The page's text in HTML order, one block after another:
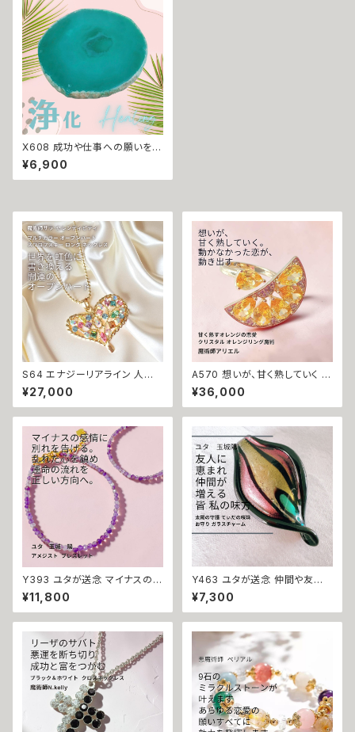
石 パワーストーン 結晶
X608 成功や仕事への願いをか
けたアイテムの浄化・強化に グ
リーン アゲート メノウ プレート
瑪瑙 浄化プレート ストーン スラ
天然石
¥6,900
S64 エナジーリアライン 人間
関係と運の流れを整える 人から
もお金からも愛されたい 開運
マルチカラー オープンハート ス
ウィッカの３つの魔法 サラ セレ
ンディピティ 魔術師 強力 出会
い 運命 印象改善 恋愛運人気
結婚 魔術 アクセサリー お守り
縁結び 白魔術 人気 モテる パワ
ーストーン おまじない 開運
¥27,000
A570 想いが、甘く熟していく オ
レンジの恋愛魔術で恋愛成就
スワロフスキークリスタル オレ
ンジリング 指輪 魔術師 アリエ
運 願いが叶う 片想い 愛され 溺
愛 魅力 モテ 恋愛成就 魔術 お
まじない 白魔術
¥36,000
Y393 ユタが送念 マイナスの感
情に別れを告げる 運命を正す
波動の調律器 インドラの守護
アメジスト パワーストーン ブレ
い 強力 財運 魔除け 占い 開運
お守り パワーストーン 強力浄化
縁切り スピリチュアル 自己防衛
整える 調律 祈祷 沖縄 海 エネ
ルギー ユタ ネイチャーパワー
¥11,800
Y463 ユタが送念 仲間や友人
に恵まれる 人の輪が広がる 太
陽の守護 てぃだの咲珠 お守り
ガラスチャーム 対人運 人望 仲
運 開運 チャンス 人気 沖縄 魅
力 ネイチャーパワー 向上
¥7,300